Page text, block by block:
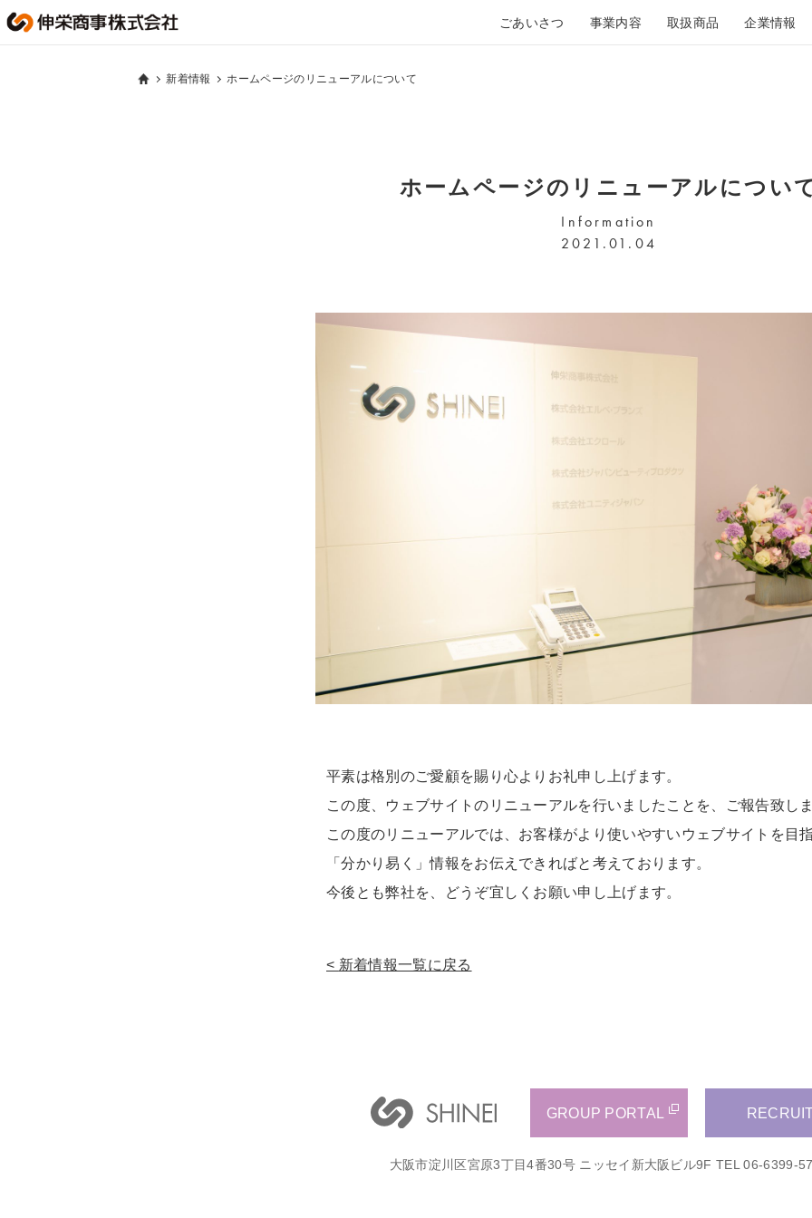
ごあいさつ 事業内容 取扱商品 企業情報
新着情報 ホームページのリニューアルについて
ホームページのリニューアルについ
Information
2021.01.04
平素は格別のご愛顧を賜り心よりお礼申し上げます。
この度、ウェブサイトのリニューアルを行いましたことを、ご報告致し
この度のリニューアルでは、お客様がより使いやすいウェブサイトを目
「分かり易く」情報をお伝えできればと考えております。
今後とも弊社を、どうぞ宜しくお願い申し上げます。
新着情報一覧に戻る
GROUP PORTAL
大阪市淀川区宮原3丁目4番30号 ニッセイ新大阪ビル9FTEL 06-6399-